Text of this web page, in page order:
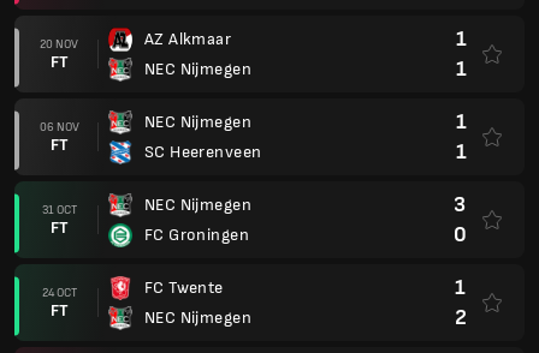
20 NOV
FT
AZ Alkmaar
NEC Nijmegen
1
1
06 NOV
FT
NEC Nijmegen
SC Heerenveen
1
1
31 OCT
FT
NEC Nijmegen
FC Groningen
3
0
24 OCT
FT
FC Twente
NEC Nijmegen
1
2